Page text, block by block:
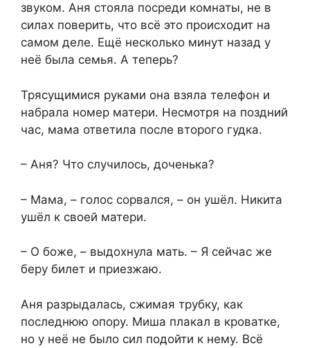
звуком. Аня стояла посреди комнаты, не в
силах поверить, что всё это происходит на
самом деле. Ещё несколько минут назад у
неё была семья. А теперь?
Трясущимися руками она взяла телефон и
набрала номер матери. Несмотря на поздний
час, мама ответила после второго гудка.
– Аня? Что случилось, доченька?
– Мама, – голос сорвался, – он ушёл. Никита
ушёл к своей матери.
– О боже, – выдохнула мать. – Я сейчас же
беру билет и приезжаю.
Аня разрыдалась, сжимая трубку, как
последнюю опору. Миша плакал в кроватке,
но у неё не было сил подойти к нему. Всё